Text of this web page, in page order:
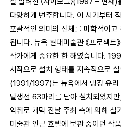
다양하게 변주합니다. 이 시기부터
포괄적인 의미의 신체를 미학적이고
됩니다. 뉴욕 현대미술관 《프로젝트
작가에게 중요한 한 해였습니다.
시작으로 설치 형태를 지속적으로 실
(1991/1997)는 뉴욕에서 냉장 유리
날생선 63마리를 담아 설치되었지
악취로 개막 전날 주최 측에 의해 철
미술관 인근 호텔에 보관 중이던 작